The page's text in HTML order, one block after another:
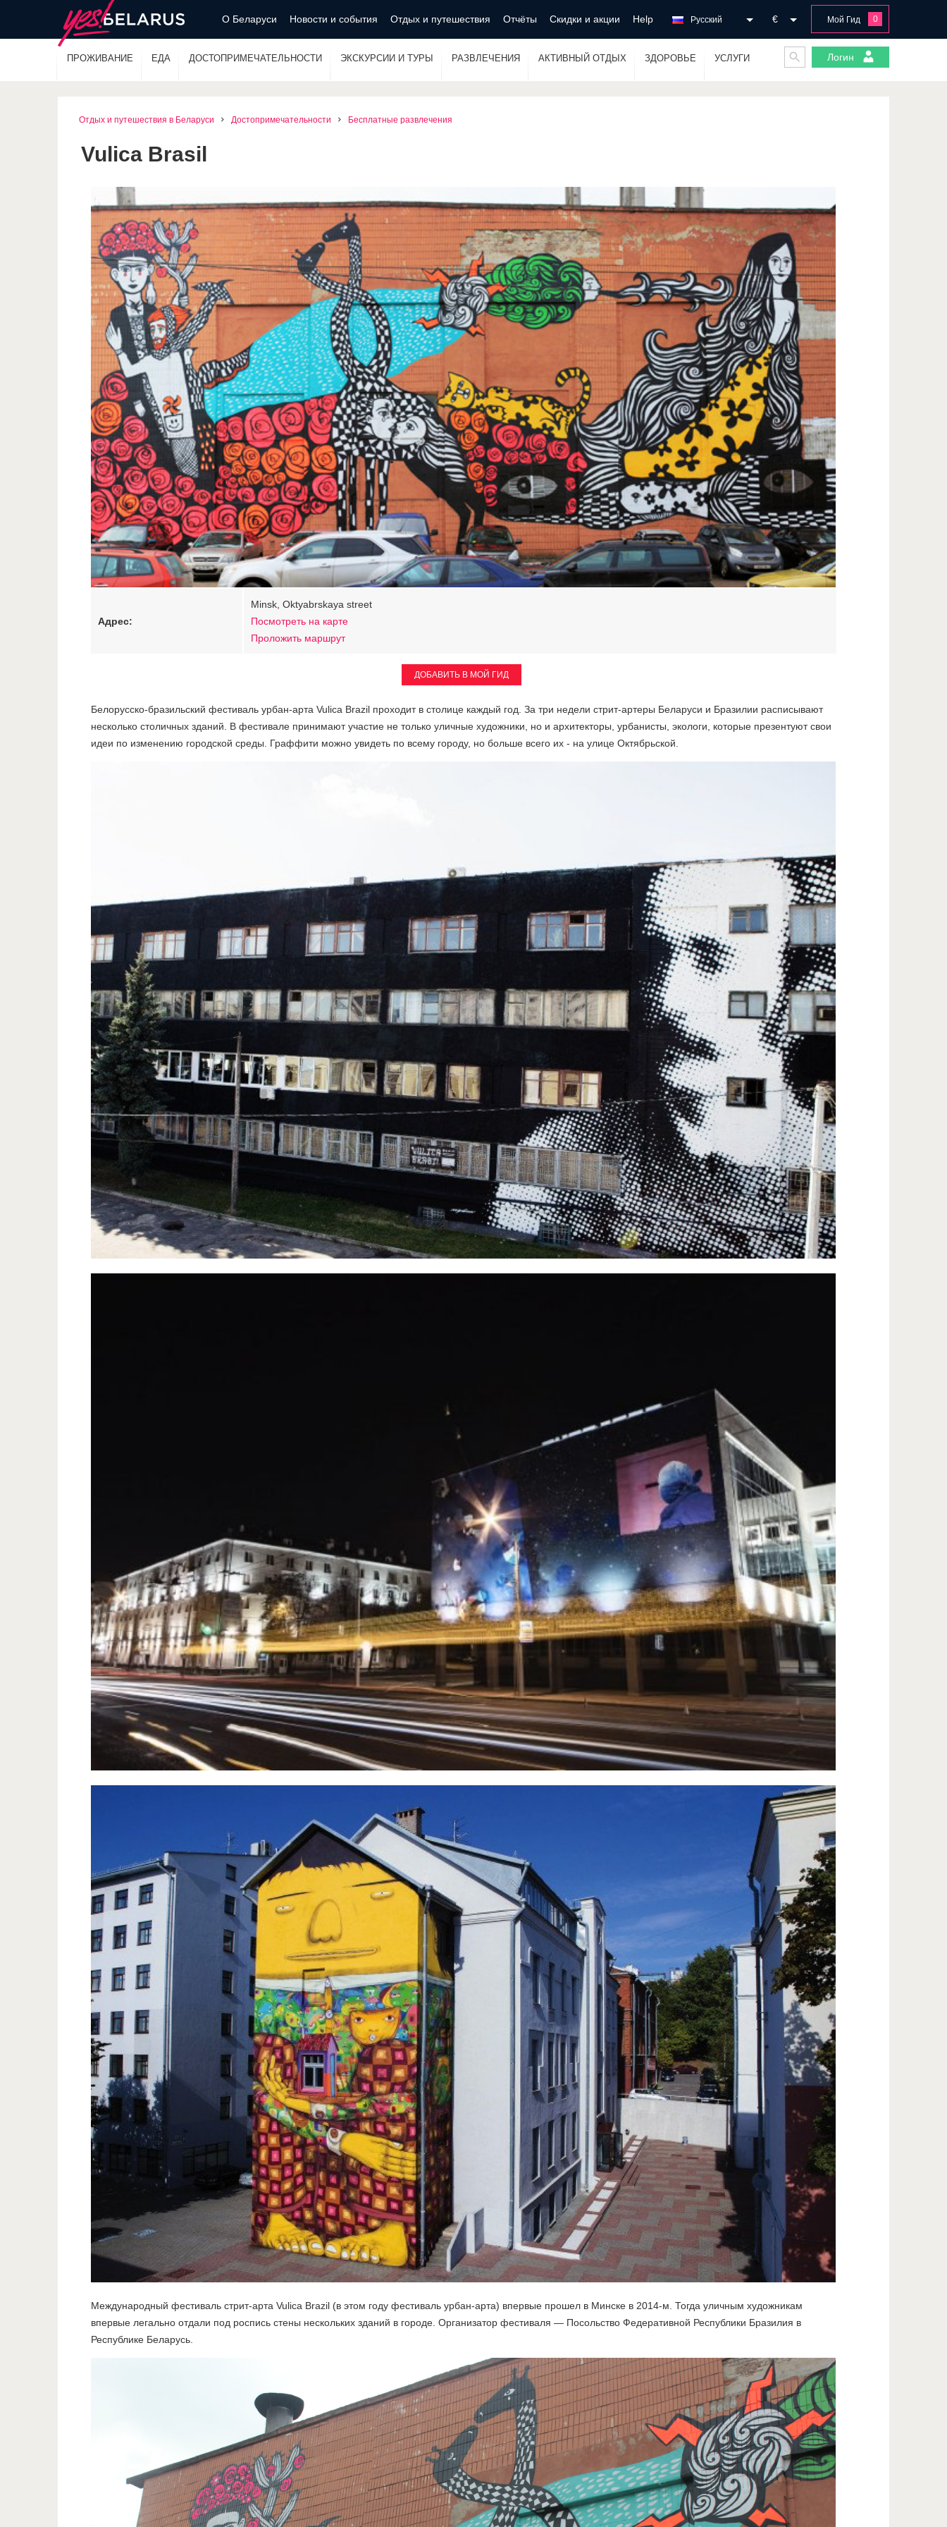
О Беларуси Новости и события Отдых и путешествия Отчёты Скидки и акции Help Мой Гид 0
€
Русский
ПРОЖИВАНИЕ ЕДА ДОСТОПРИМЕЧАТЕЛЬНОСТИ ЭКСКУРСИИ И ТУРЫ РАЗВЛЕЧЕНИЯ АКТИВНЫЙ ОТДЫХ ЗДОРОВЬЕ УСЛУГИ Логин
Отдых и путешествия в Беларуси Достопримечательности Бесплатные развлечения
Vulica Brasil
Адрес:
Minsk, Oktyabrskaya street
Посмотреть на карте
Проложить маршрут
ДОБАВИТЬ В МОЙ ГИД
Белорусско-бразильский фестиваль урбан-арта Vulica Brazil проходит в столице каждый год. За три недели стрит-артеры Беларуси и Бразилии расписывают
несколько столичных зданий. В фестивале принимают участие не только уличные художники, но и архитекторы, урбанисты, экологи, которые презентуют свои
идеи по изменению городской среды. Граффити можно увидеть по всему городу, но больше всего их - на улице Октябрьской.
Международный фестиваль стрит-арта Vulica Brazil (в этом году фестиваль урбан-арта) впервые прошел в Минске в 2014-м. Тогда уличным художникам
впервые легально отдали под роспись стены нескольких зданий в городе. Организатор фестиваля — Посольство Федеративной Республики Бразилия в
Республике Беларусь.